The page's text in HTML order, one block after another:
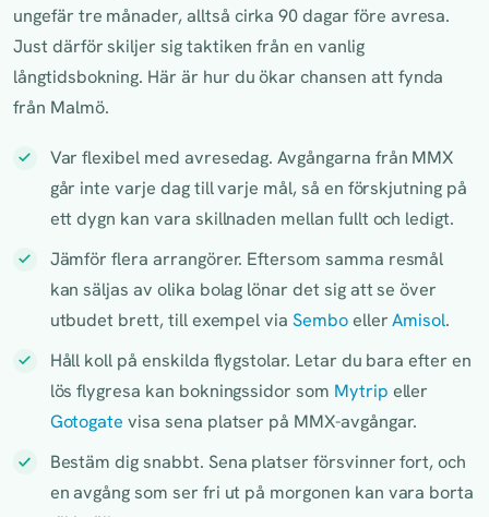
ungefär tre månader, alltså cirka 90 dagar före avresa.
Just därför skiljer sig taktiken från en vanlig
långtidsbokning. Här är hur du ökar chansen att fynda
från Malmö.
Var flexibel med avresedag. Avgångarna från MMX
går inte varje dag till varje mål, så en förskjutning på
ett dygn kan vara skillnaden mellan fullt och ledigt.
Jämför flera arrangörer. Eftersom samma resmål
kan säljas av olika bolag lönar det sig att se över
utbudet brett, till exempel viaSemboellerAmisol.
Håll koll på enskilda flygstolar. Letar du bara efter en
lös flygresa kan bokningssidor som Mytrip eller
Gotogate visa sena platser på MMX-avgångar.
Bestäm dig snabbt. Sena platser försvinner fort, och
en avgång som ser fri ut på morgonen kan vara borta